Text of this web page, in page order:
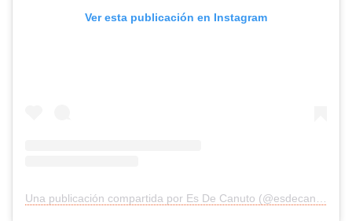
Ver esta publicación en Instagram